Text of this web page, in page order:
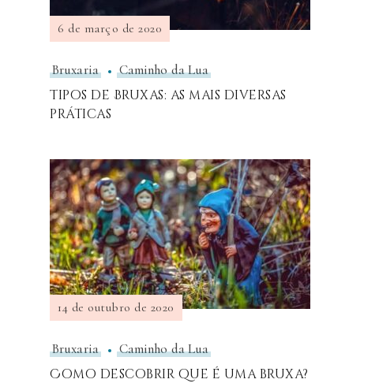
Bruxaria Caminho da Lua
Tipos de Bruxas: as mais diversas
práticas
6 de março de 2020
Bruxaria Caminho da Lua
Como descobrir que é uma bruxa?
14 de outubro de 2020